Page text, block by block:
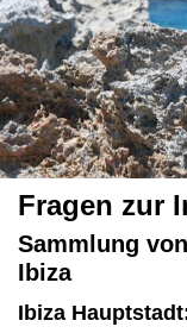
Fragen zur
Sammlung
Ibiza
Ibiza